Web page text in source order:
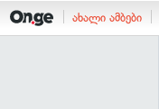
ახალი ამბები